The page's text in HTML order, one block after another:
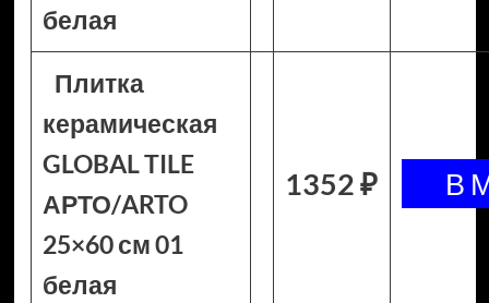
белая
Плитка
керамическая
GLOBAL TILE
АРТО/ARTO
25×60 см 01
белая
1352 ₽